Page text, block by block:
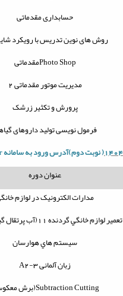
حسابداری مقدماتی
روش های نوین تدریس با رویکرد
مقدماتیPhoto Shop
مدیریت موتور مقدماتی 2
پرورش و تکثیر زرشک
فرمول نویسی تولید داروهای
( نوبت دوم)آدرس ورود به سامانه
عنوان دوره
مدارات الکترونیک در لوازم
تعمير لوازم خانگي گردنده 11(آب پرتقال گير - آبميوه)
سيستم هاي هوارسان
زبان آلمانیA2-3
Subtraction Cutting(برش